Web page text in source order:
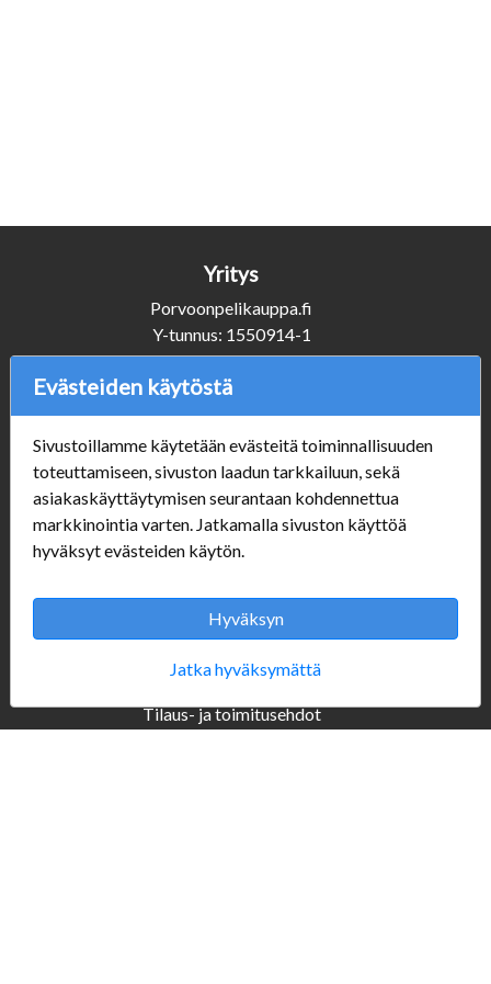
Yritys
Porvoonpelikauppa.fi
Y-tunnus: 1550914-1
Asiakaspalvelu
info@porvoonpelikauppa.fi
Verkkokauppa
#Yhteiskuntavastuu
Tilaus- ja toimitusehdot
Seuraa Meitä
Evästeiden käytöstä
Sivustoillamme käytetään evästeitä toiminnallisuuden
toteuttamiseen, sivuston laadun tarkkailuun, sekä
asiakaskäyttäytymisen seurantaan kohdennettua
markkinointia varten. Jatkamalla sivuston käyttöä
hyväksyt evästeiden käytön.
Hyväksyn
Jatka hyväksymättä